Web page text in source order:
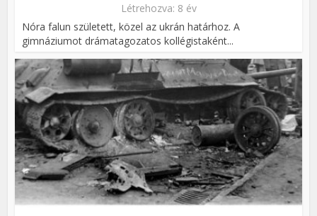
Létrehozva: 8 év
Nóra falun született, közel az ukrán határhoz. A
gimnáziumot drámatagozatos kollégistaként...